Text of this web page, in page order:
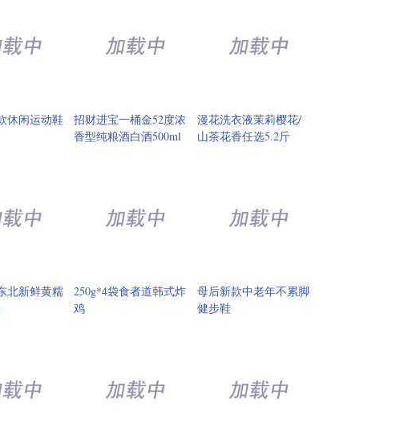
香型纯粮酒白酒500ml
山茶花香任选5.2斤
鸡
健步鞋